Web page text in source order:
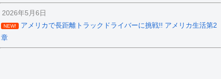
2026年5月6日
NEW!
アメリカで長距離トラックドライバーに挑戦!! アメリカ生活第2
章